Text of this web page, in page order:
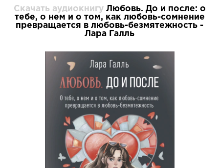
Скачать аудиокнигу Любовь. До и после: о
тебе, о нем и о том, как любовь-сомнение
превращается в любовь-безмятежность -
Лара Галль